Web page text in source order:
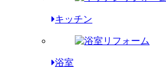
キッチン
浴室